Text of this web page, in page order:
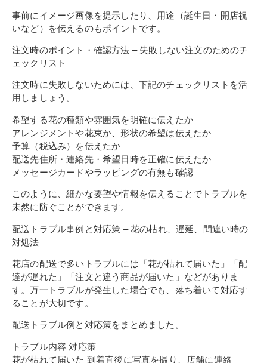
事前にイメージ画像を提示したり、用途（誕生日・開店祝
いなど）を伝えるのもポイントです。
注文時のポイント・確認方法 – 失敗しない注文のためのチ
ェックリスト
注文時に失敗しないためには、下記のチェックリストを活
用しましょう。
希望する花の種類や雰囲気を明確に伝えたか
アレンジメントや花束か、形状の希望は伝えたか
予算（税込み）を伝えたか
配送先住所・連絡先・希望日時を正確に伝えたか
メッセージカードやラッピングの有無も確認
このように、細かな要望や情報を伝えることでトラブルを
未然に防ぐことができます。
配送トラブル事例と対応策 – 花の枯れ、遅延、間違い時の
対処法
花店の配送で多いトラブルには「花が枯れて届いた」「配
達が遅れた」「注文と違う商品が届いた」などがありま
す。万一トラブルが発生した場合でも、落ち着いて対応す
ることが大切です。
配送トラブル例と対応策をまとめました。
トラブル内容 対応策
花が枯れて届いた 到着直後に写真を撮り、店舗に連絡